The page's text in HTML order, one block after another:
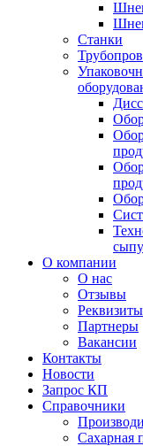
Станки
О компании
О нас
Отзывы
Реквизиты
Партнеры
Вакансии
Контакты
Новости
Запрос КП
Справочники
Сахарная